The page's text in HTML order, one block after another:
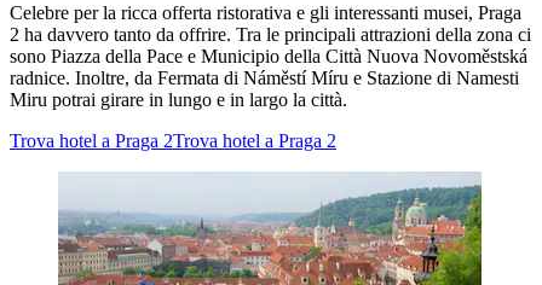
Celebre per la ricca offerta ristorativa e gli interessanti musei, Praga
2 ha davvero tanto da offrire. Tra le principali attrazioni della zona ci
sono Piazza della Pace e Municipio della Città Nuova Novoměstská
radnice. Inoltre, da Fermata di Náměstí Míru e Stazione di Namesti
Miru potrai girare in lungo e in largo la città.
Trova hotel a Praga 2Trova hotel a Praga 2